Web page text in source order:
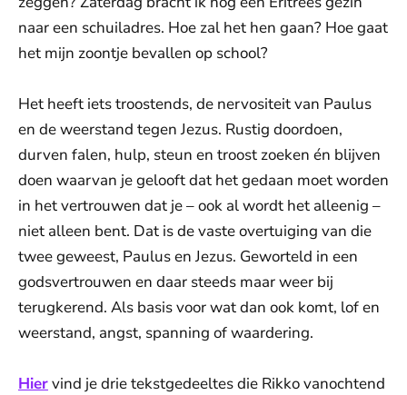
naar een schuiladres. Hoe zal het hen gaan? Hoe gaat
het mijn zoontje bevallen op school?
Het heeft iets troostends, de nervositeit van Paulus
en de weerstand tegen Jezus. Rustig doordoen,
durven falen, hulp, steun en troost zoeken én blijven
doen waarvan je gelooft dat het gedaan moet worden
in het vertrouwen dat je – ook al wordt het alleenig –
niet alleen bent. Dat is de vaste overtuiging van die
twee geweest, Paulus en Jezus. Geworteld in een
godsvertrouwen en daar steeds maar weer bij
terugkerend. Als basis voor wat dan ook komt, lof en
weerstand, angst, spanning of waardering.
Hiervind je drie tekstgedeeltes die Rikko vanochtend